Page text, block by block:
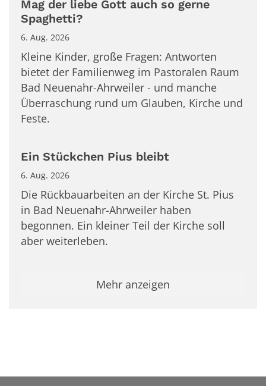
Mag der liebe Gott auch so gerne
Spaghetti?
6. Aug. 2026
Kleine Kinder, große Fragen: Antworten
bietet der Familienweg im Pastoralen Raum
Bad Neuenahr-Ahrweiler - und manche
Überraschung rund um Glauben, Kirche und
Feste.
Ein Stückchen Pius bleibt
6. Aug. 2026
Die Rückbauarbeiten an der Kirche St. Pius
in Bad Neuenahr-Ahrweiler haben
begonnen. Ein kleiner Teil der Kirche soll
aber weiterleben.
Mehr anzeigen